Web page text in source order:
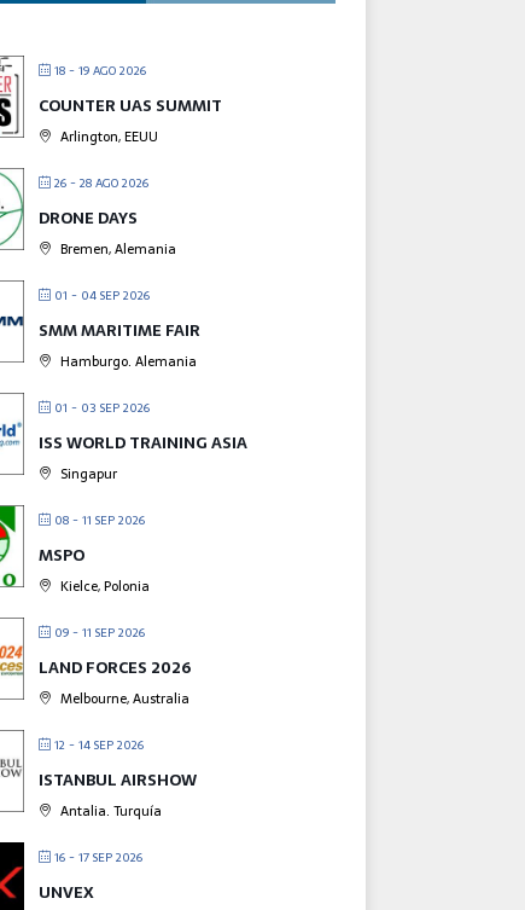
18 - 19 AGO 2026
COUNTER UAS SUMMIT
Arlington, EEUU
26 - 28 AGO 2026
DRONE DAYS
Bremen, Alemania
01 - 04 SEP 2026
SMM MARITIME FAIR
Hamburgo. Alemania
01 - 03 SEP 2026
ISS WORLD TRAINING ASIA
Singapur
08 - 11 SEP 2026
MSPO
Kielce, Polonia
09 - 11 SEP 2026
LAND FORCES 2026
Melbourne, Australia
12 - 14 SEP 2026
ISTANBUL AIRSHOW
Antalia. Turquía
16 - 17 SEP 2026
UNVEX